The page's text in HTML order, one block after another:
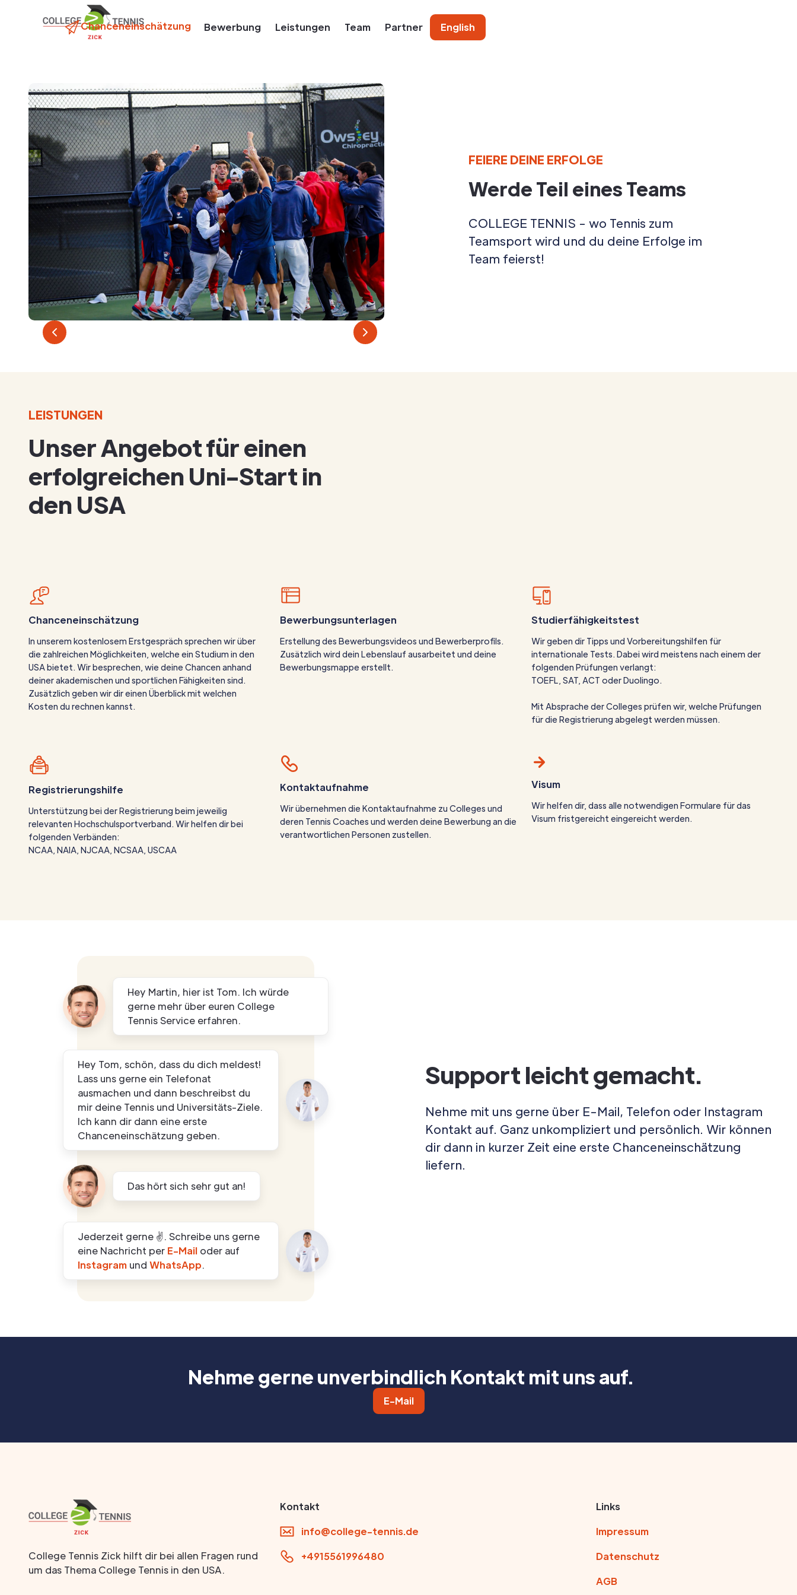
Chanceneinschätzung Bewerbung Leistungen Team Partner English
FEIERE DEINE ERFOLGE
Werde Teil eines Teams
COLLEGE TENNIS - wo Tennis zum
Teamsport wird und du deine Erfolge im
Team feierst!
LEISTUNGEN
Unser Angebot für einen
erfolgreichen Uni-Start in
den USA
Chanceneinschätzung
In unserem kostenlosem Erstgespräch sprechen wir über
die zahlreichen Möglichkeiten, welche ein Studium in den
USA bietet. Wir besprechen, wie deine Chancen anhand
deiner akademischen und sportlichen Fähigkeiten sind.
Zusätzlich geben wir dir einen Überblick mit welchen
Kosten du rechnen kannst.
Bewerbungsunterlagen
Erstellung des Bewerbungsvideos und Bewerberprofils.
Zusätzlich wird dein Lebenslauf ausarbeitet und deine
Bewerbungsmappe erstellt.
Studierfähigkeitstest
Wir geben dir Tipps und Vorbereitungshilfen für
internationale Tests. Dabei wird meistens nach einem der
folgenden Prüfungen verlangt:
TOEFL, SAT, ACT oder Duolingo.
Mit Absprache der Colleges prüfen wir, welche Prüfungen
für die Registrierung abgelegt werden müssen.
Registrierungshilfe
Unterstützung bei der Registrierung beim jeweilig
relevanten Hochschulsportverband. Wir helfen dir bei
folgenden Verbänden:
NCAA, NAIA, NJCAA, NCSAA, USCAA
Kontaktaufnahme
Wir übernehmen die Kontaktaufnahme zu Colleges und
deren Tennis Coaches und werden deine Bewerbung an die
verantwortlichen Personen zustellen.
Visum
Wir helfen dir, dass alle notwendigen Formulare für das
Visum fristgereicht eingereicht werden.
Hey Martin, hier ist Tom. Ich würde
gerne mehr über euren College
Tennis Service erfahren.
Hey Tom, schön, dass du dich meldest!
Lass uns gerne ein Telefonat
ausmachen und dann beschreibst du
mir deine Tennis und Universitäts-Ziele.
Ich kann dir dann eine erste
Chanceneinschätzung geben.
Das hört sich sehr gut an!
Jederzeit gerne ✌️. Schreibe uns gerne
eine Nachricht per E-Mail oder auf
Instagram und WhatsApp.
Support leicht gemacht.
Nehme mit uns gerne über E-Mail, Telefon oder Instagram
Kontakt auf. Ganz unkompliziert und persönlich. Wir können
dir dann in kurzer Zeit eine erste Chanceneinschätzung
liefern.
Nehme gerne unverbindlich Kontakt mit uns auf.
E-Mail
College Tennis Zick hilft dir bei allen Fragen rund
um das Thema College Tennis in den USA.
Kontakt
info@college-tennis.de
+4915561996480
Links
Impressum
Datenschutz
AGB